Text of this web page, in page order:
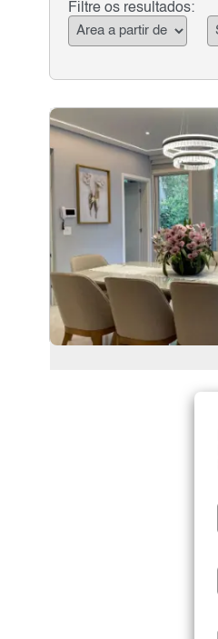
Filtre os resultados: